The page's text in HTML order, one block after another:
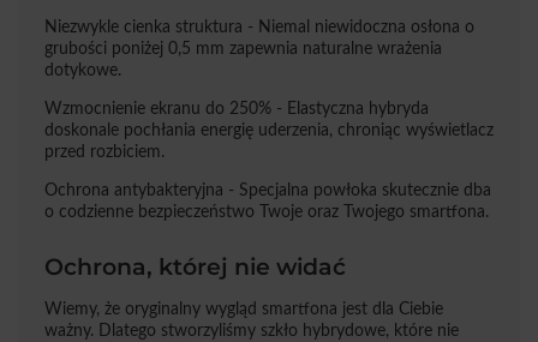
Niezwykle cienka struktura - Niemal niewidoczna osłona o
grubości poniżej 0,5 mm zapewnia naturalne wrażenia
dotykowe.
Wzmocnienie ekranu do 250% - Elastyczna hybryda
doskonale pochłania energię uderzenia, chroniąc wyświetlacz
przed rozbiciem.
Ochrona antybakteryjna - Specjalna powłoka skutecznie dba
o codzienne bezpieczeństwo Twoje oraz Twojego smartfona.
Ochrona, której nie widać
Wiemy, że oryginalny wygląd smartfona jest dla Ciebie
ważny. Dlatego stworzyliśmy szkło hybrydowe, które nie